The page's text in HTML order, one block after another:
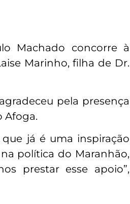
Machado concorre à
Marinho, filha de Dr.
pela presença
Afoga.
já é uma inspiração
política do Maranhão,
prestar esse apoio”,